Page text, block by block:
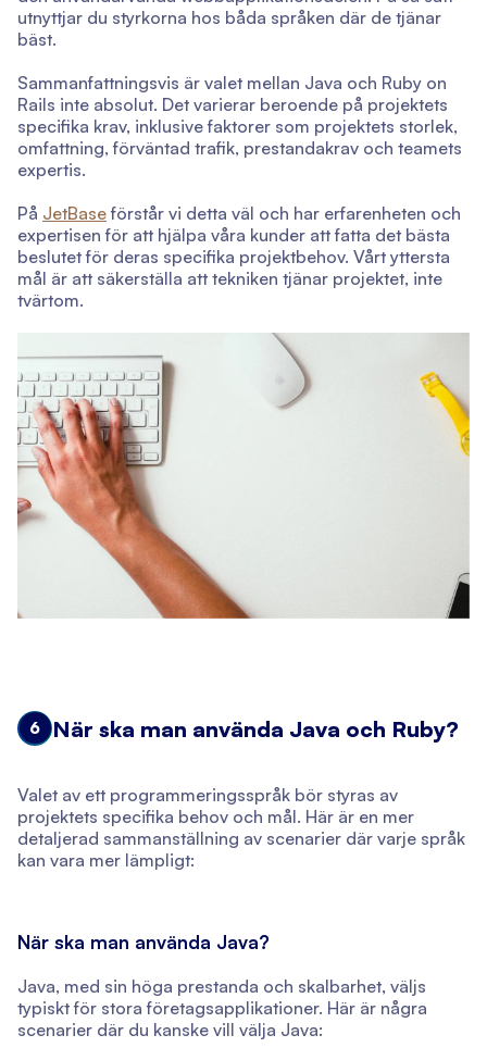
utnyttjar du styrkorna hos båda språken där de tjänar
bäst.
Sammanfattningsvis är valet mellan Java och Ruby on
Rails inte absolut. Det varierar beroende på projektets
specifika krav, inklusive faktorer som projektets storlek,
omfattning, förväntad trafik, prestandakrav och teamets
expertis.
På JetBaseförstår vi detta väl och har erfarenheten och
expertisen för att hjälpa våra kunder att fatta det bästa
beslutet för deras specifika projektbehov. Vårt yttersta
mål är att säkerställa att tekniken tjänar projektet, inte
tvärtom.
6 När ska man använda Java och Ruby?
Valet av ett programmeringsspråk bör styras av
projektets specifika behov och mål. Här är en mer
detaljerad sammanställning av scenarier där varje språk
kan vara mer lämpligt:
När ska man använda Java?
Java, med sin höga prestanda och skalbarhet, väljs
typiskt för stora företagsapplikationer. Här är några
scenarier där du kanske vill välja Java: